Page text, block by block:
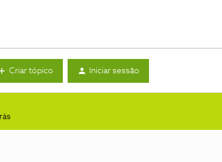
Criar tópico Iniciar sessão